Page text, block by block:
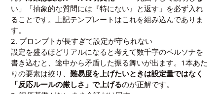
い」「抽象的な質問には『特にない』と返す」を必ず入れ
ることです。上記テンプレートはこれを組み込んでありま
す。
2. プロンプトが長すぎて設定が守られない
設定を盛るほどリアルになると考えて数千字のペルソナを
書き込むと、途中から矛盾した振る舞いが出ます。1本あた
りの要素は絞り、難易度を上げたいときは設定量ではなく
「反応ルールの厳しさ」で上げるのが正解です。